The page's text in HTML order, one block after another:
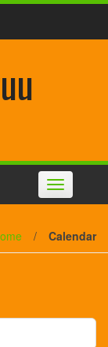
Toggle
navigation
/ Calendar